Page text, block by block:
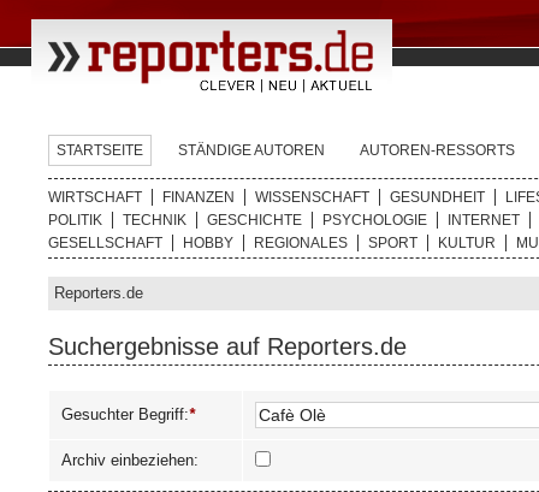
STARTSEITE STÄNDIGE AUTOREN AUTOREN-RESSORTS
WIRTSCHAFT FINANZEN WISSENSCHAFT GESUNDHEIT
POLITIK
TECHNIK GESCHICHTE PSYCHOLOGIE
INTERNET
GESELLSCHAFT
HOBBY REGIONALES SPORT KULTUR
Reporters.de
Suchergebnisse auf Reporters.de
Gesuchter Begriff:*
Archiv einbeziehen: